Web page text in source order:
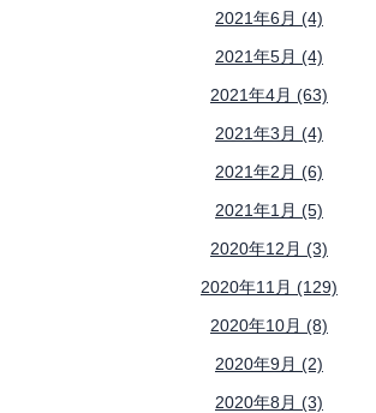
2021年6月 (4)
2021年5月 (4)
2021年4月 (63)
2021年3月 (4)
2021年2月 (6)
2021年1月 (5)
2020年12月 (3)
2020年11月 (129)
2020年10月 (8)
2020年9月 (2)
2020年8月 (3)